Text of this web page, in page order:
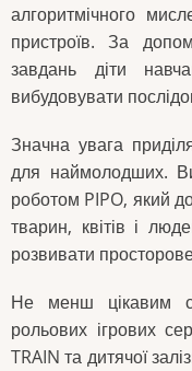
алгоритмічного
пристроїв. За
завдань діти
вибудовувати
Значна увага
для наймолодших.
роботом PIPO, який
тварин, квітів і
розвивати
Не менш цікавим
рольових ігрових
TRAIN та дитячої